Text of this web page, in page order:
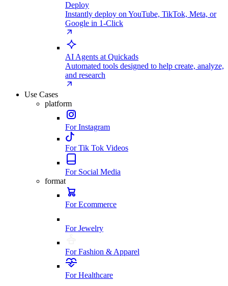
Deploy
Instantly deploy on YouTube, TikTok, Meta, or
Google in 1-Click
AI Agents at Quickads
Automated tools designed to help create, analyze,
and research
Use Cases
platform
For Instagram
For Tik Tok Videos
For Social Media
format
For Ecommerce
For Jewelry
For Fashion & Apparel
For Healthcare